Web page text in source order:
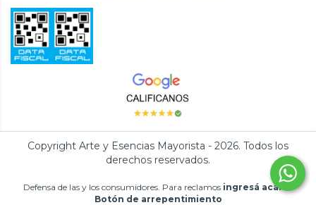
Copyright Arte y Esencias Mayorista - 2026. Todos los
derechos reservados.
Defensa de las y los consumidores. Para reclamos ingresá acá.
Botón de arrepentimiento